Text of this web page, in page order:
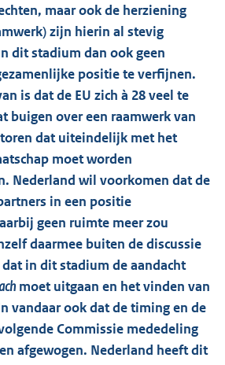
maar ook de herziening
zijn hierin al stevig
dit stadium dan ook geen
positie te verfijnen.
is dat de EU zich à 28 veel te
buigen over een raamwerk van
dat uiteindelijk met het
moet worden
Nederland wil voorkomen dat de
in een positie
geen ruimte meer zou
daarmee buiten de discussie
in dit stadium de aandacht
moet uitgaan en het vinden van
vandaar ook dat de timing en de
Commissie mededeling
afgewogen. Nederland heeft dit